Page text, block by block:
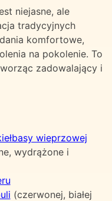
niejasne, ale
tradycyjnych
komfortowe,
na pokolenie. To
zadowalający i
wieprzowej
wydrążone i
(czerwonej, białej